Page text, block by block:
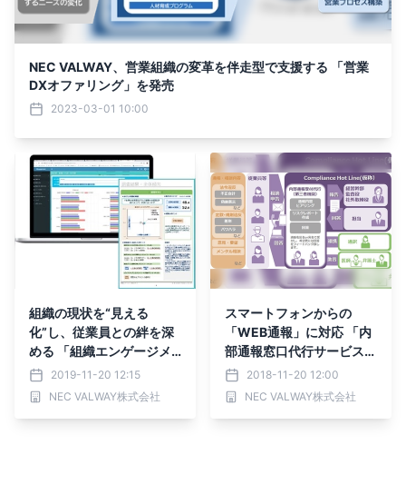
NEC VALWAY、営業組織の変革を伴走型で支援する 「営業
DXオファリング」を発売
2023-03-01 10:00
組織の現状を“見える
化”し、従業員との絆を深
める 「組織エンゲージメ
ント分析サービス」2019
年12月より提供開始
2019-11-20 12:15
NEC VALWAY株式会社
スマートフォンからの
「WEB通報」に対応 「内
部通報窓口代行サービス・
ベーシック」提供開始
2018-11-20 12:00
NEC VALWAY株式会社